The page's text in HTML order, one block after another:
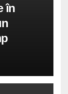
în